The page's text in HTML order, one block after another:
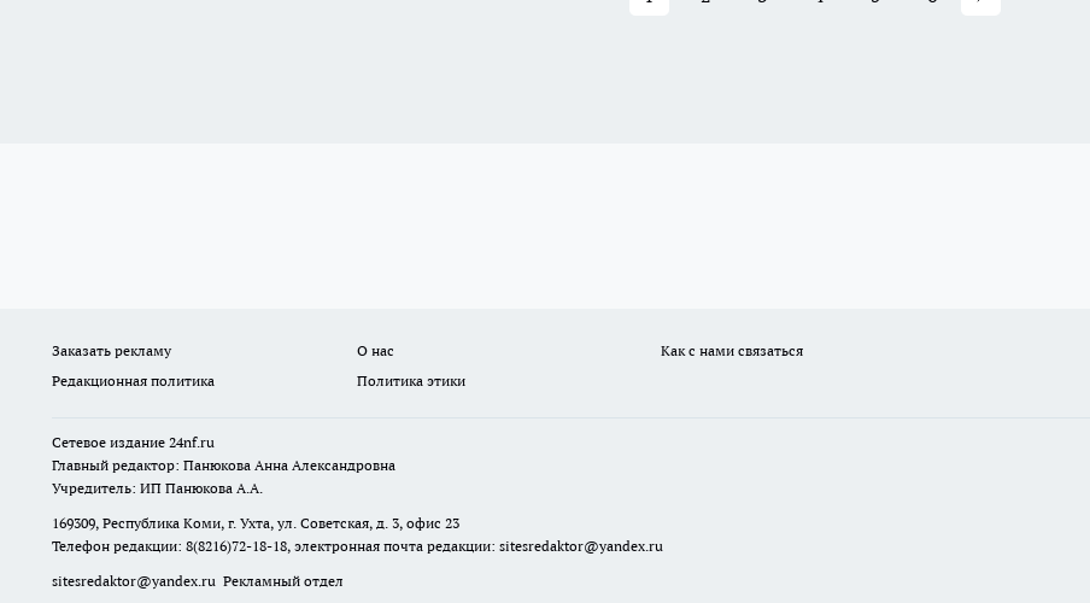
Заказать рекламу О нас
Как с нами связаться
Редакционная политика
Политика этики
Сетевое издание 24nf.ru
Главный редактор: Панюкова Анна Александровна
Учредитель: ИП Панюкова А.А.
169309, Республика Коми, г. Ухта, ул. Советская, д. 3, офис 23
Телефон редакции: 8(8216)72-18-18, электронная почта редакции: sitesredaktor@yandex.ru
sitesredaktor@yandex.ru Рекламный отдел